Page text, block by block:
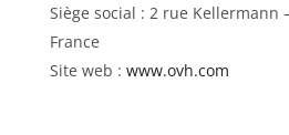
Siège social : 2 rue Kellermann
France
Site web : www.ovh.com